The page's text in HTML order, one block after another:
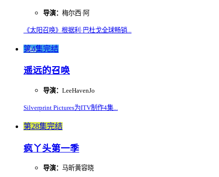
导演： 梅尔西·阿
《太阳召唤》根据利·巴杜戈全球畅销...
第4集完结
遥远的召唤
导演： LeeHavenJo
Silverprint Pictures为ITV制作4集...
第28集完结
疯丫头第一季
导演： 马昕黄容晓